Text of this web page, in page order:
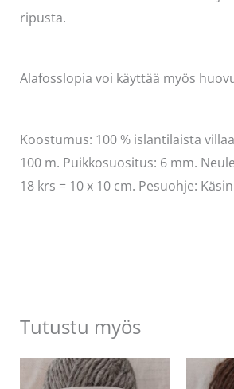
ripusta.
Alafosslopia voi käyttää myös
Koostumus: 100 % islantilaista
100 m. Puikkosuositus: 6 mm.
18 krs = 10 x 10 cm. Pesuohje:
Tutustu myös